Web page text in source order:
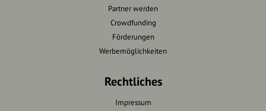
Partner werden
Crowdfunding
Förderungen
Werbemöglichkeiten
Rechtliches
Impressum